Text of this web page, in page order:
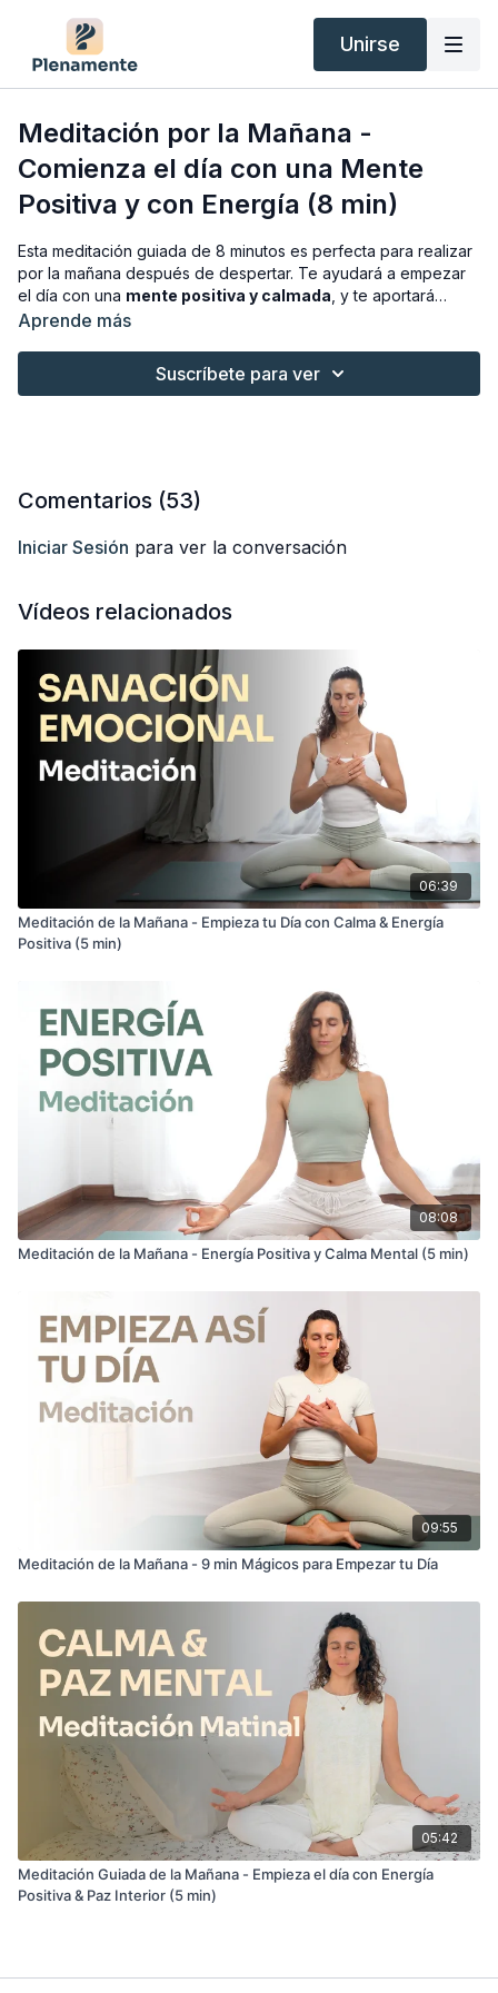
Unirse
Meditación por la Mañana -
Comienza el día con una Mente
Positiva y con Energía (8 min)
Esta meditación guiada de 8 minutos es perfecta para realizar
por la mañana después de despertar. Te ayudará a empezar
el día con una mente positiva y calmada , y te aportará
energía y buenas vibraciones
¡Espero que la disfrutes!
Aprende más
Suscríbete para ver
Comentarios (53)
Iniciar Sesión para ver la conversación
Vídeos relacionados
06:39
Meditación de la Mañana - Empieza tu Día con Calma & Energía
Positiva (5 min)
08:08
Meditación de la Mañana - Energía Positiva y Calma Mental (5 min)
09:55
Meditación de la Mañana - 9 min Mágicos para Empezar tu Día
05:42
Meditación Guiada de la Mañana - Empieza el día con Energía
Positiva & Paz Interior (5 min)